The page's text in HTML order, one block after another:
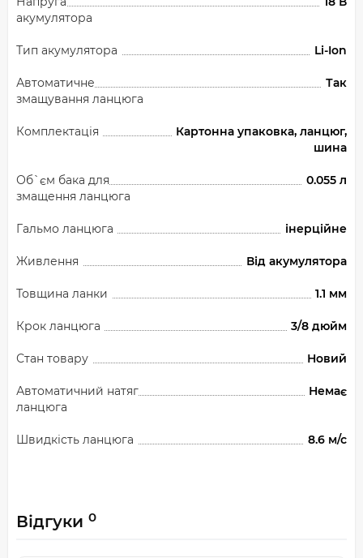
акумулятора
Тип акумулятора Li-Ion
Автоматичне
змащування ланцюга
Так
Комплектація
Картонна упаковка, ланцюг,
шина
Об`єм бака для
змащення ланцюга
0.055 л
Гальмо ланцюга інерційне
Живлення Від акумулятора
Товщина ланки 1.1 мм
Крок ланцюга 3/8 дюйм
Стан товару Новий
Автоматичний натяг
ланцюга
Немає
Швидкість ланцюга 8.6 м/с
Відгуки 0